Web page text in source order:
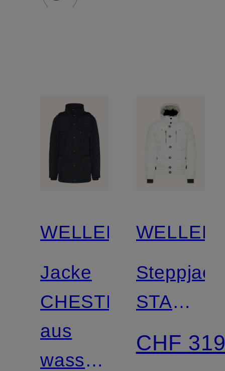
WELLENSTEYN
Jacke
CHESTER
aus
wasser-
mit
CHF